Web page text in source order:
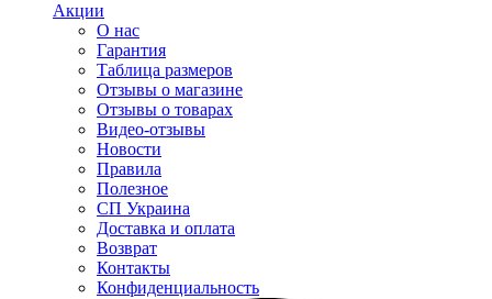
Акции
О нас
Гарантия
Таблица размеров
Отзывы о магазине
Отзывы о товарах
Видео-отзывы
Новости
Правила
Полезное
СП Украина
Доставка и оплата
Возврат
Контакты
Конфиденциальность